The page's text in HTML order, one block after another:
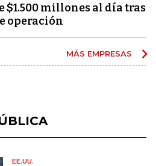
$1.500 millones al día tras
operación
MÁS EMPRESAS
EE.UU.